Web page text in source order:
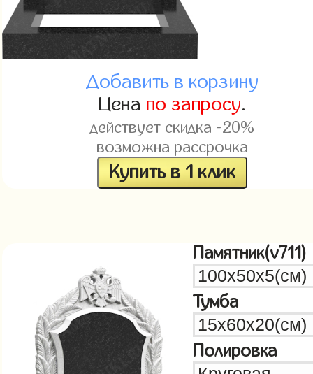
Добавить в корзину
Цена по запросу.
действует скидка -20%
возможна рассрочка
Купить в 1 клик
Памятник(v711)
Тумба
Полировка